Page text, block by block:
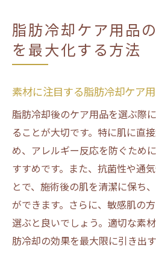
脂肪冷却の効果を高め
脂肪冷却後の肌を整え
脂肪冷却後の正しいアフタ
形維持を目指そう
脂肪冷却後に避けるべ
脂肪冷却の効果を維持
ポイント
脂肪冷却後の体をリラ
日常生活に取り入れた
習慣
脂肪冷却ケア用品
を最大化する方法
素材に注目する脂肪冷却ケア
脂肪冷却後のケア用品を選ぶ際
ることが大切です。特に肌に直
め、アレルギー反応を防ぐため
すすめです。また、抗菌性や通
とで、施術後の肌を清潔に保ち
ができます。さらに、敏感肌の
選ぶと良いでしょう。適切な素
肪冷却の効果を最大限に引き出